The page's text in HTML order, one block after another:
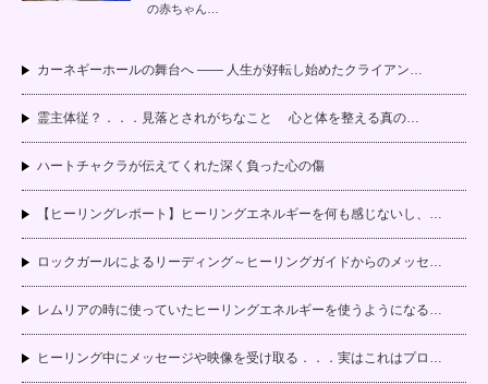
の赤ちゃん…
カーネギーホールの舞台へ —— 人生が好転し始めたクライアン…
霊主体従？．．．見落とされがちなこと 心と体を整える真の…
ハートチャクラが伝えてくれた深く負った心の傷
【ヒーリングレポート】ヒーリングエネルギーを何も感じないし、…
ロックガールによるリーディング～ヒーリングガイドからのメッセ…
レムリアの時に使っていたヒーリングエネルギーを使うようになる…
ヒーリング中にメッセージや映像を受け取る．．．実はこれはプロ…